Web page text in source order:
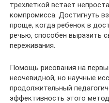
трехлеткой встает
компромисса. Достигнуть
проще, когда ребенок в
речью, способен выразить
переживания.
Помощь рисования на
неочевидной, но научные
продолжительный
эффективность этого